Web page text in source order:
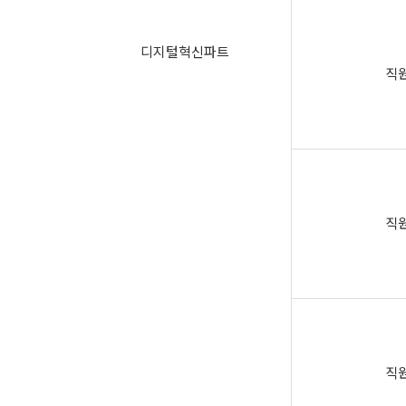
디지털혁신파트
직
직
직